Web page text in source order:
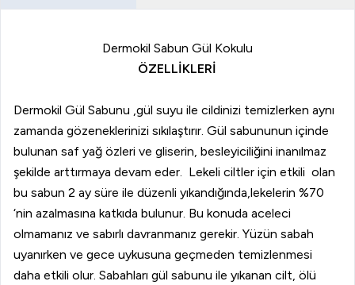
Dermokil Sabun Gül Kokulu
ÖZELLİKLERİ
Dermokil Gül Sabunu ,gül suyu ile cildinizi temizlerken aynı
zamanda gözeneklerinizi sıkılaştırır. Gül sabununun içinde
bulunan saf yağ özleri ve gliserin, besleyiciliğini inanılmaz
şekilde arttırmaya devam eder. Lekeli ciltler için etkili olan
bu sabun 2 ay süre ile düzenli yıkandığında,lekelerin %70
‘nin azalmasına katkıda bulunur. Bu konuda aceleci
olmamanız ve sabırlı davranmanız gerekir. Yüzün sabah
uyanırken ve gece uykusuna geçmeden temizlenmesi
daha etkili olur. Sabahları gül sabunu ile yıkanan cilt, ölü